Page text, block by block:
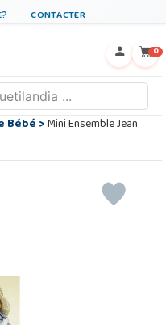
CONTACTER
0
Bébé>Mini Ensemble Jean